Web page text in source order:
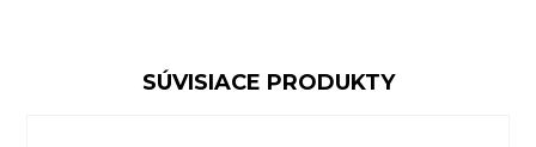
SÚVISIACE PRODUKTY